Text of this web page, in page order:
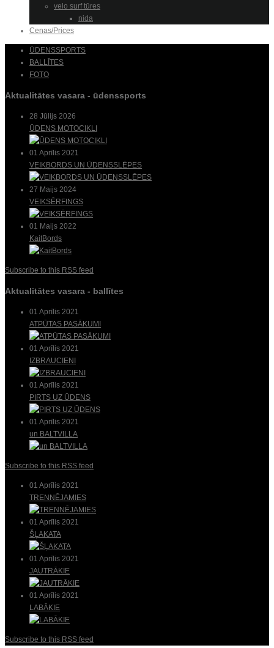
velo surf tūres
nida
Cenas/Prices
ŪDENSSPORTS
BALLĪTES
FOTO
Aktualitātes vasara - ūdenssports
28 Jūlijs 2026
ŪDENS MOTOCIKLI
01 Aprīlis 2021
VEIKBORDS UN ŪDENSSLĒPES
27 Maijs 2024
VEIKSĒRFINGS
01 Maijs 2022
KaitBords
Subscribe to this RSS feed
Aktualitātes vasara - ballītes
01 Aprīlis 2021
ATPŪTAS PASĀKUMI
01 Aprīlis 2021
IZBRAUCIENI
01 Aprīlis 2021
PIRTS UZ ŪDENS
01 Aprīlis 2021
un BALTVILLA
Subscribe to this RSS feed
01 Aprīlis 2021
TRENNĒJAMIES
01 Aprīlis 2021
ŠĻAKATA
01 Aprīlis 2021
JAUTRĀKIE
01 Aprīlis 2021
LABĀKIE
Subscribe to this RSS feed